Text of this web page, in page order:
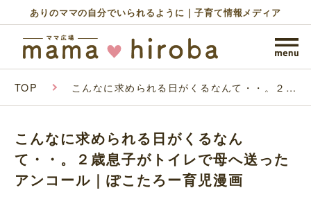
ありのママの自分でいられるように｜子育て情報メディア
TOP こんなに求められる日がくるなんて・・。２歳
ろー育児漫画
こんなに求められる日がくるなん
て・・。２歳息子がトイレで母へ送った
アンコール｜ぽこたろー育児漫画